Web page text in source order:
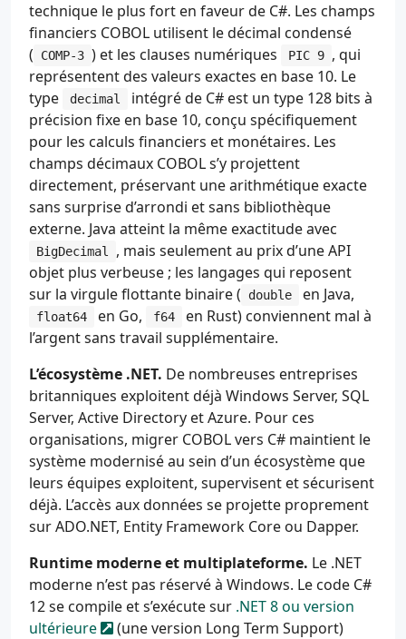
technique le plus fort en faveur de C#. Les champs
financiers COBOL utilisent le décimal condensé
(
COMP-3 ) et les clauses numériques PIC 9 , qui
représentent des valeurs exactes en base 10. Le
type
decimal
intégré de C# est un type 128 bits à
précision fixe en base 10, conçu spécifiquement
pour les calculs financiers et monétaires. Les
champs décimaux COBOL s’y projettent
directement, préservant une arithmétique exacte
sans surprise d’arrondi et sans bibliothèque
externe. Java atteint la même exactitude avec
BigDecimal
, mais seulement au prix d’une API
objet plus verbeuse ; les langages qui reposent
sur la virgule flottante binaire (
double en Java,
float64 en Go, f64
en Rust) conviennent mal à
l’argent sans travail supplémentaire.
L’écosystème .NET. De nombreuses entreprises
britanniques exploitent déjà Windows Server, SQL
Server, Active Directory et Azure. Pour ces
organisations, migrer COBOL vers C# maintient le
système modernisé au sein d’un écosystème que
leurs équipes exploitent, supervisent et sécurisent
déjà. L’accès aux données se projette proprement
sur ADO.NET, Entity Framework Core ou Dapper.
Runtime moderne et multiplateforme. Le .NET
moderne n’est pas réservé à Windows. Le code C#
12 se compile et s’exécute sur .NET 8 ou version
ultérieure
(une version Long Term Support)